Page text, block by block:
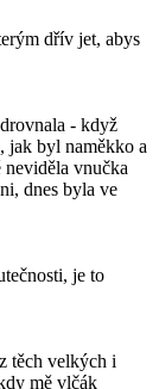
dřív jet, abys
- když
jak byl naměkko a
neviděla vnučka
dnes byla ve
je to
těch velkých i
mě vlčák